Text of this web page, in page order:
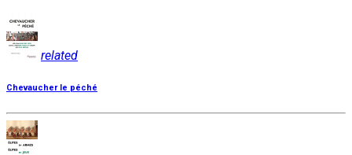
related
Chevaucher le péché